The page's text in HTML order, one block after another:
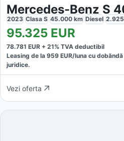
2023 Clasa S 45.000 km Diesel 2.925
95.325 EUR
78.781 EUR + 21% TVA deductibil
Leasing de la 959 EUR/luna cu dobăndă
juridice.
Vezi oferta